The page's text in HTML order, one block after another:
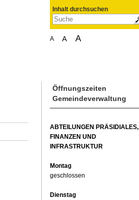
Inhalt durchsuchen
A A A
Öffnungszeiten
Gemeindeverwaltung
ABTEILUNGEN PRÄSIDIALES,
FINANZEN UND
INFRASTRUKTUR
Montag
geschlossen
Dienstag